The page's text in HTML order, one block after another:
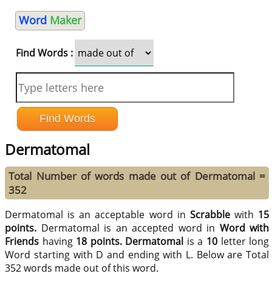
Word Maker
Find Words :
Dermatomal
Total Number of words made out of Dermatomal =
352
Dermatomal is an acceptable word in Scrabblewith 15
points. Dermatomal is an accepted word in Word with
Friends having 18 points. Dermatomal is a 10letter long
Word starting with D and ending with L. Below are Total
352 words made out of this word.